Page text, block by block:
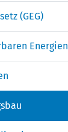
(GEG)
Energien